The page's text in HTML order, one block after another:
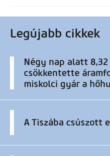
Legújabb cikkek
Négy nap alatt
csökkentette
miskolci gyár a
A Tiszába csúszott